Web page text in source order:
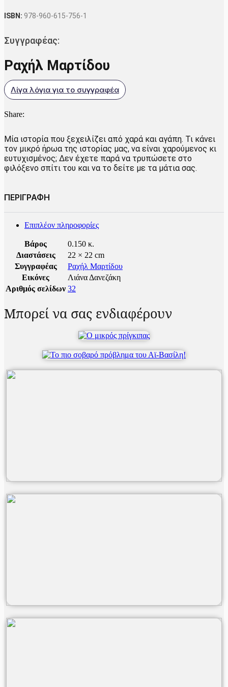
ποσότητα
ISBN: 978-960-615-756-1
Συγγραφέας:
Ραχήλ Μαρτίδου
Λίγα λόγια για το συγγραφέα
Share:
Μία ιστορία που ξεχειλίζει από χαρά και αγάπη. Τι κάνει
τον μικρό ήρωα της ιστορίας μας, να είναι χαρούμενος κι
ευτυχισμένος; Δεν έχετε παρά να τρυπώσετε στο
φιλόξενο σπίτι του και να το δείτε με τα μάτια σας.
ΠΕΡΙΓΡΑΦΗ
Επιπλέον πληροφορίες
Βάρος
0.150 κ.
Διαστάσεις
22 × 22 cm
Συγγραφέας
Ραχήλ Μαρτίδου
Εικόνες
Λιάνα Δανεζάκη
Αριθμός σελίδων 32
Μπορεί να σας ενδιαφέρουν